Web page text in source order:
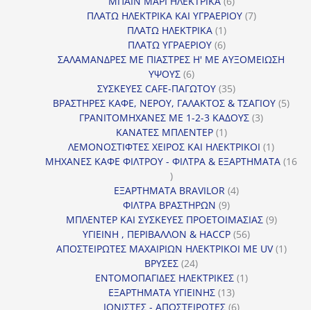
προϊόντα
ΠΛΑΤΩ ΗΛΕΚΤΡΙΚΑ ΚΑΙ ΥΓΡΑΕΡΙΟΥ 77
ΠΛΑΤΩ ΗΛΕΚΤΡΙΚΑ 11
προϊόν
ΠΛΑΤΩ ΥΓΡΑΕΡΙΟΥ 66
προϊόντα
ΣΑΛΑΜΑΝΔΡΕΣ ΜΕ ΠΙΑΣΤΡΕΣ Η' ΜΕ ΑΥΞΟΜΕΙΩΣΗ
ΥΨΟΥΣ 66
προϊόντα
ΣΥΣΚΕΥΕΣ CAFE-ΠΑΓΩΤΟΥ 3535
προϊόντα
ΒΡΑΣΤΗΡΕΣ ΚΑΦΕ, ΝΕΡΟΥ, ΓΑΛΑΚΤΟΣ & ΤΣΑΓΙΟΥ 55
ΓΡΑΝΙΤΟΜΗΧΑΝΕΣ ΜΕ 1-2-3 ΚΑΔΟΥΣ 33
ΚΑΝΑΤΕΣ ΜΠΛΕΝΤΕΡ 11
προϊόν
ΛΕΜΟΝΟΣΤΙΦΤΕΣ ΧΕΙΡΟΣ ΚΑΙ ΗΛΕΚΤΡΙΚΟΙ 11
προϊόν
ΜΗΧΑΝΕΣ ΚΑΦΕ ΦΙΛΤΡΟΥ - ΦΙΛΤΡΑ & ΕΞΑΡΤΗΜΑΤΑ 16
16
προϊόντα
ΕΞΑΡΤΗΜΑΤΑ BRAVILOR 44
ΦΙΛΤΡΑ ΒΡΑΣΤΗΡΩΝ 99
προϊόντα
ΜΠΛΕΝΤΕΡ ΚΑΙ ΣΥΣΚΕΥΕΣ ΠΡΟΕΤΟΙΜΑΣΙΑΣ 99
ΥΓΙΕΙΝΗ , ΠΕΡΙΒΑΛΛΟΝ & HACCP 5656
προϊόντα
ΑΠΟΣΤΕΙΡΩΤΕΣ ΜΑΧΑΙΡΙΩΝ ΗΛΕΚΤΡΙΚΟΙ ΜΕ UV 11
ΒΡΥΣΕΣ 2424
προϊόντα
ΕΝΤΟΜΟΠΑΓΙΔΕΣ ΗΛΕΚΤΡΙΚΕΣ 11
ΕΞΑΡΤΗΜΑΤΑ ΥΓΙΕΙΝΗΣ 1313
προϊόντα
ΙΟΝΙΣΤΕΣ - ΑΠΟΣΤΕΙΡΩΤΕΣ 66